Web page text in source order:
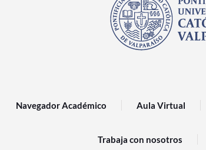
Navegador Académico Aula Virtual
Trabaja con nosotros